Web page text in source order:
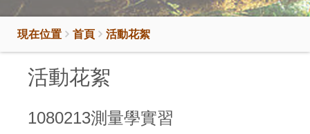
現在位置 首頁 活動花絮
活動花絮
1080213測量學實習